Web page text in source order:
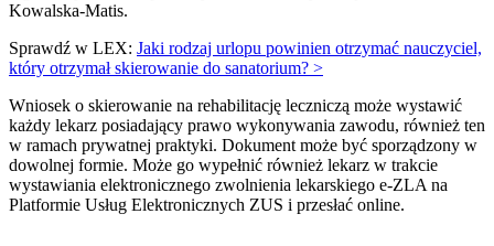
Kowalska-Matis.
Sprawdź w LEX: Jaki rodzaj urlopu powinien otrzymać nauczyciel,
który otrzymał skierowanie do sanatorium? >
Wniosek o skierowanie na rehabilitację leczniczą może wystawić
każdy lekarz posiadający prawo wykonywania zawodu, również ten
w ramach prywatnej praktyki. Dokument może być sporządzony w
dowolnej formie. Może go wypełnić również lekarz w trakcie
wystawiania elektronicznego zwolnienia lekarskiego e-ZLA na
Platformie Usług Elektronicznych ZUS i przesłać online.